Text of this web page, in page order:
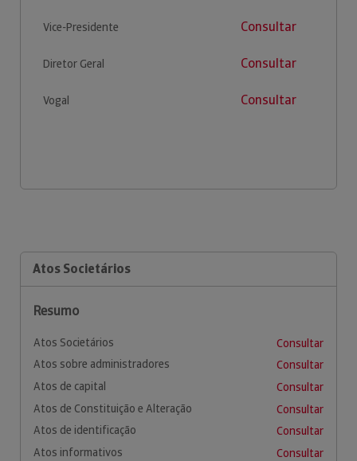
Vice-Presidente Consultar
Diretor Geral Consultar
Vogal Consultar
Atos Societários
Resumo
Atos Societários
Consultar
Atos sobre administradores
Consultar
Atos de capital
Consultar
Atos de Constituição e Alteração
Consultar
Atos de identificação
Consultar
Atos informativos
Consultar